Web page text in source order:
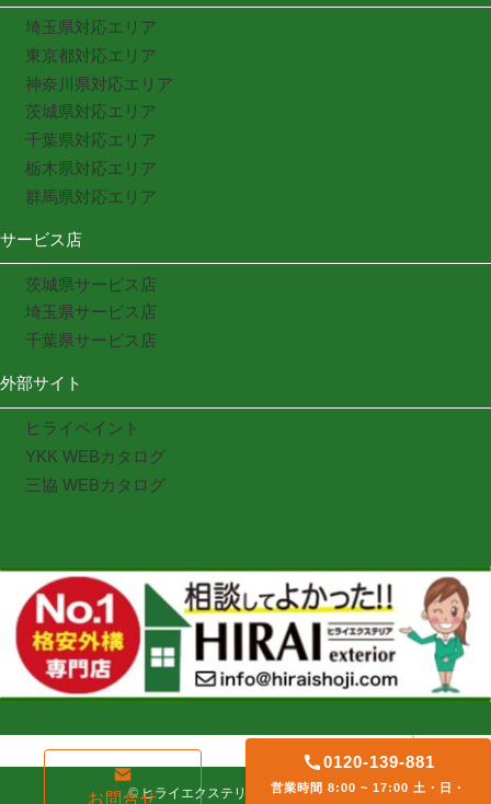
埼玉県対応エリア
東京都対応エリア
神奈川県対応エリア
茨城県対応エリア
千葉県対応エリア
栃木県対応エリア
群馬県対応エリア
サービス店
茨城県サービス店
埼玉県サービス店
千葉県サービス店
外部サイト
ヒライペイント
YKK WEBカタログ
三協 WEBカタログ
お問合せ
0120-139-881
営業時間 8:00 ~ 17:00 土・日・
© ヒライエクステリア. All rights reserved